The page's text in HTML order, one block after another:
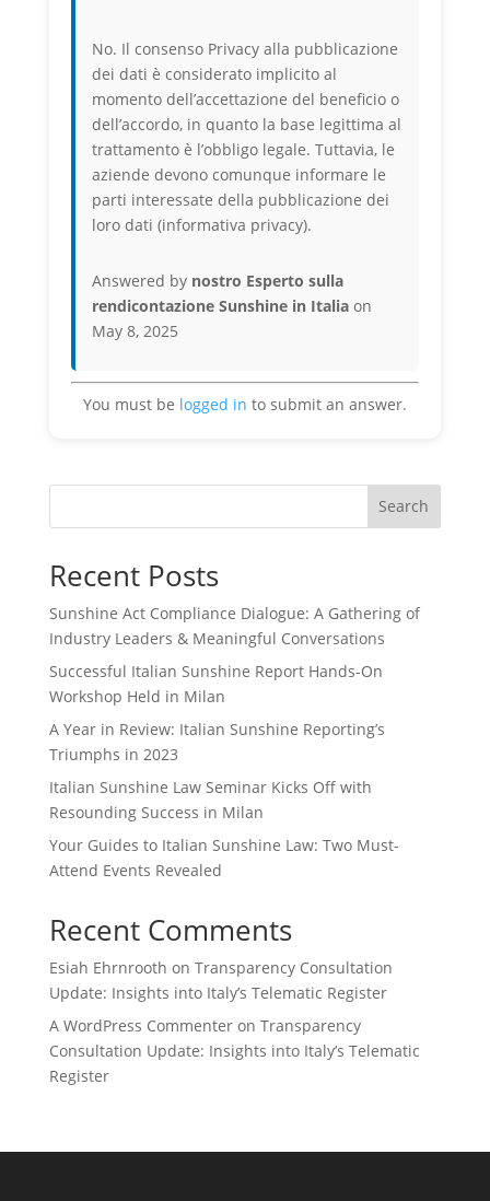
No. Il consenso Privacy alla pubblicazione
dei dati è considerato implicito al
momento dell’accettazione del beneficio o
dell’accordo, in quanto la base legittima al
trattamento è l’obbligo legale. Tuttavia, le
aziende devono comunque informare le
parti interessate della pubblicazione dei
loro dati (informativa privacy).
Answered by nostro Esperto sulla
rendicontazione Sunshine in Italiaon
May 8, 2025
You must be logged in to submit an answer.
Search
Recent Posts
Sunshine Act Compliance Dialogue: A Gathering of
Industry Leaders & Meaningful Conversations
Successful Italian Sunshine Report Hands-On
Workshop Held in Milan
A Year in Review: Italian Sunshine Reporting’s
Triumphs in 2023
Italian Sunshine Law Seminar Kicks Off with
Resounding Success in Milan
Your Guides to Italian Sunshine Law: Two Must-
Attend Events Revealed
Recent Comments
Esiah Ehrnrooth on Transparency Consultation
Update: Insights into Italy’s Telematic Register
A WordPress Commenteron Transparency
Consultation Update: Insights into Italy’s Telematic
Register